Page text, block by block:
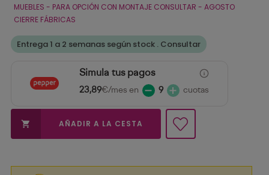
MUEBLES - PARA OPCIÓN CON MONTAJE CONSULTAR - AGOSTO
CIERRE FÁBRICAS
Entrega 1 a 2 semanas según stock . Consultar
Simula tus pagos
23,89€/mes en 9 cuotas
 AÑADIR A LA CESTA